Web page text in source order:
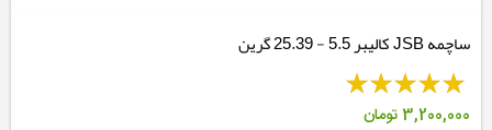
ساچمه JSB کالیبر 5.5 - 25.39 گرین
3,200,000تومان